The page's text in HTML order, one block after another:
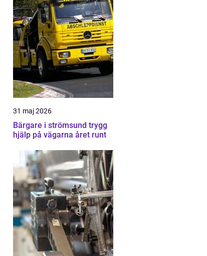
31 maj 2026
Bärgare i strömsund trygg
hjälp på vägarna året runt